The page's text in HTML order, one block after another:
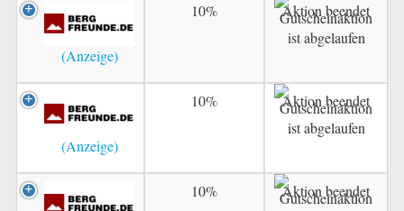
10% Aktion beendet
10% Aktion beendet
10% Aktion beendet